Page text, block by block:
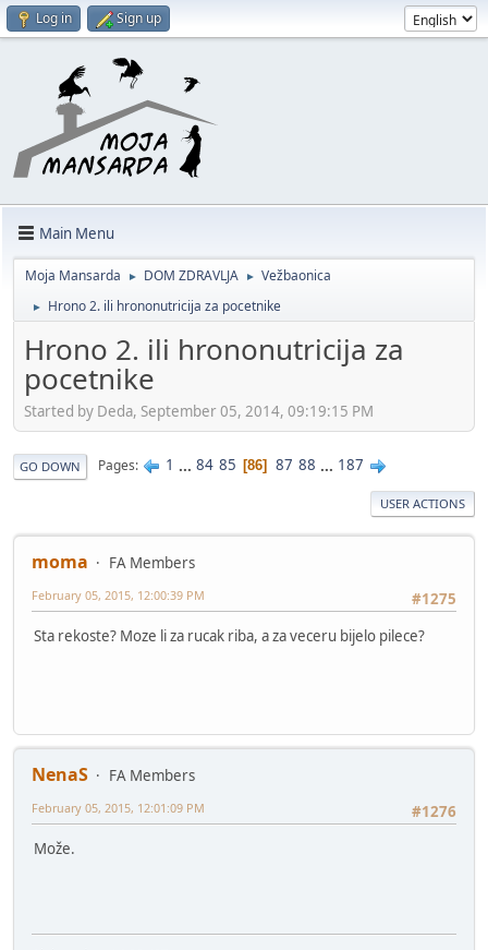
Log in Sign up
Main Menu
Moja Mansarda ► DOM ZDRAVLJA ► Vežbaonica
► Hrono 2. ili hrononutricija za pocetnike
Hrono 2. ili hrononutricija za
pocetnike
Started by Deda, September 05, 2014, 09:19:15 PM
GO DOWN Pages 1 ... 84 85 86 87 88 ... 187
USER ACTIONS
moma
FA Members
#1275
February 05, 2015, 12:00:39 PM
Sta rekoste? Moze li za rucak riba, a za veceru bijelo pilece?
NenaS
FA Members
#1276
February 05, 2015, 12:01:09 PM
Može.